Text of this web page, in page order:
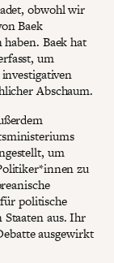
obwohl wir
Baek
Baek hat
um
Abschaum.
um
zu
politische
aus. Ihr
ausgewirkt